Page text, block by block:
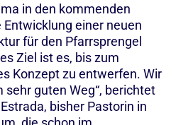
in den kommenden
einer neuen
für den Pfarrsprengel
Ziel ist es, bis zum
Konzept zu entwerfen. Wir
sehr guten Weg“, berichtet
bisher Pastorin in